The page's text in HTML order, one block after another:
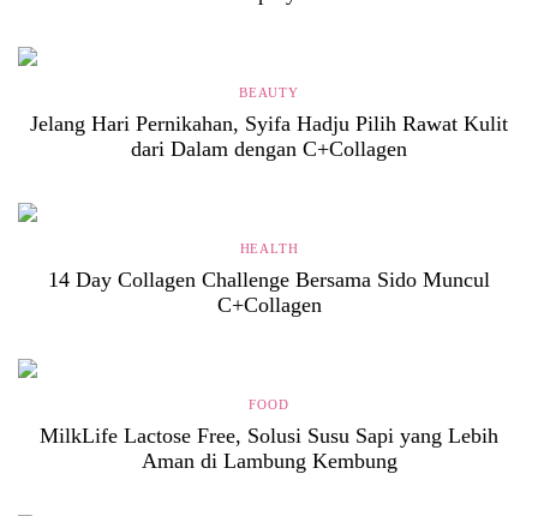
BEAUTY
Jelang Hari Pernikahan, Syifa Hadju Pilih Rawat Kulit
dari Dalam dengan C+Collagen
HEALTH
14 Day Collagen Challenge Bersama Sido Muncul
C+Collagen
FOOD
MilkLife Lactose Free, Solusi Susu Sapi yang Lebih
Aman di Lambung Kembung